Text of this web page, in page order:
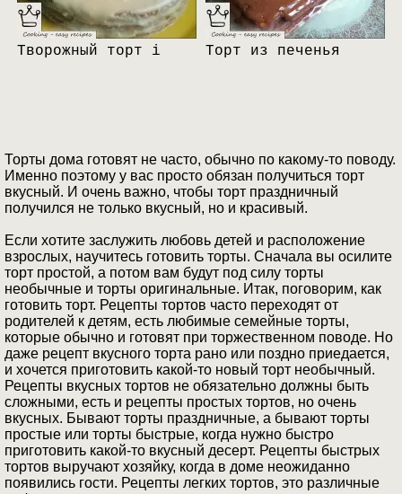
Творожный торт i Торт из печенья
Торты дома готовят не часто, обычно по какому-то поводу.
Именно поэтому у вас просто обязан получиться торт
вкусный. И очень важно, чтобы торт праздничный
получился не только вкусный, но и красивый.
Если хотите заслужить любовь детей и расположение
взрослых, научитесь готовить торты. Сначала вы осилите
торт простой, а потом вам будут под силу торты
необычные и торты оригинальные. Итак, поговорим, как
готовить торт. Рецепты тортов часто переходят от
родителей к детям, есть любимые семейные торты,
которые обычно и готовят при торжественном поводе. Но
даже рецепт вкусного торта рано или поздно приедается,
и хочется приготовить какой-то новый торт необычный.
Рецепты вкусных тортов не обязательно должны быть
сложными, есть и рецепты простых тортов, но очень
вкусных. Бывают торты праздничные, а бывают торты
простые или торты быстрые, когда нужно быстро
приготовить какой-то вкусный десерт. Рецепты быстрых
тортов выручают хозяйку, когда в доме неожиданно
появились гости. Рецепты легких тортов, это различные